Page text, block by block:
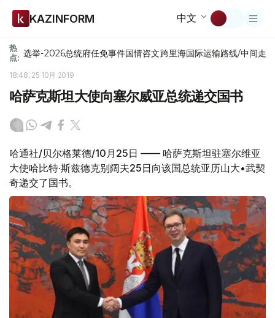
KAZINFORM 中文
热
点: 选举-2026总统府任免事件国情咨文跨里海国际运输路线/中间走廊
18:48, 25 10月 2019
哈萨克斯坦大使向塞尔威亚总统递交国书
哈通社/贝尔格莱德/10月25日 —— 哈萨克斯坦驻塞尔维亚
大使哈比特·斯兹德克别阔夫25日向该国总统亚历山大•武契
奇递交了国书。